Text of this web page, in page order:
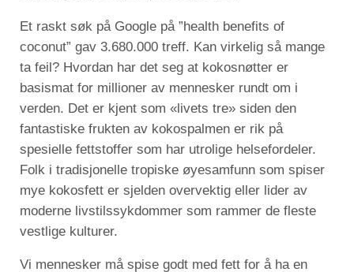
Et raskt søk på Google på ”health benefits of
coconut” gav 3.680.000 treff. Kan virkelig så mange
ta feil? Hvordan har det seg at kokosnøtter er
basismat for millioner av mennesker rundt om i
verden. Det er kjent som «livets tre» siden den
fantastiske frukten av kokospalmen er rik på
spesielle fettstoffer som har utrolige helsefordeler.
Folk i tradisjonelle tropiske øyesamfunn som spiser
mye kokosfett er sjelden overvektig eller lider av
moderne livstilssykdommer som rammer de fleste
vestlige kulturer.
Vi mennesker må spise godt med fett for å ha en